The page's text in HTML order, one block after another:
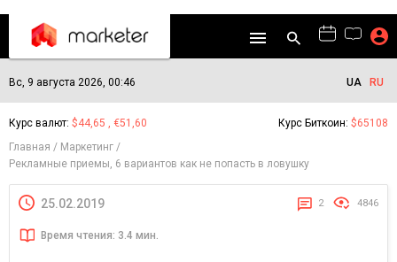
Вс, 9 августа 2026, 00:46 UA RU
Курс валют: $44,65 , €51,60 Курс Биткоин: $65108
Главная
Маркетинг
Рекламные приемы, 6 вариантов как не попасть в ловушку
25.02.2019 2 4846
Время чтения: 3.4 мин.